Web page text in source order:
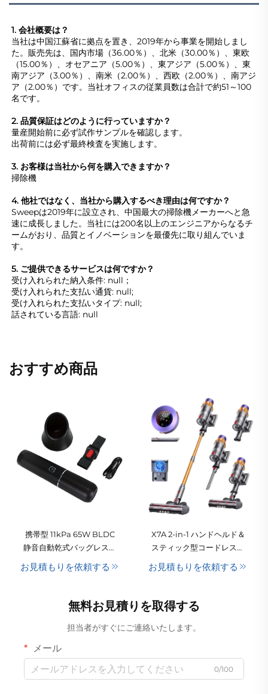
1. 会社概要は？
当社は中国江蘇省に拠点を置き、2019年から事業を開始しまし
た。販売先は、国内市場（36.00％）、北米（30.00％）、東欧
（15.00％）、オセアニア（5.00％）、東アジア（5.00％）、東
南アジア（3.00％）、南米（2.00％）、西欧（2.00％）、南アジ
ア（2.00％）です。当社オフィスの従業員数は合計で約51～100
名です。
2. 品質保証はどのように行っていますか？
量産開始前に必ず試作サンプルを確認します。
出荷前には必ず最終検査を実施します。
3. お客様は当社から何を購入できますか？
掃除機
4. 他社ではなく、当社から購入するべき理由は何ですか？
Sweepは2019年に設立され、中国最大の掃除機メーカーへと急
速に成長しました。当社には200名以上のエンジニアからなるチ
ームがおり、品質とイノベーションを最優先に取り組んでいま
す。
5. ご提供できるサービスは何ですか？
受け入れられた納入条件: null；
受け入れられた支払い通貨: null;
受け入れられた支払いタイプ: null;
話されている言語: null
おすすめ商品
携帯型 11kPa 65W BLDC
静音自動乾式バッグレスレ
ス車載用真空掃除機、強力
ハンドヘルドブラシレスモ
（ホテル用途向け）
お見積もりを依頼する
X7A 2-in-1 ハンドヘルド＆
スティック型コードレスブ
ラシレスモーター掃除機
（車載・家庭用）
お見積もりを依頼する
無料お見積りを取得する
担当者がすぐにご連絡いたします。
メール
0/100